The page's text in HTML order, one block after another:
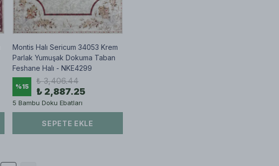
Montis Halı Sericum 34053 Krem
Parlak Yumuşak Dokuma Taban
Feshane Halı - NKE4299
%15
₺ 3,406.44
₺ 2,887.25
5 Bambu Doku Ebatları
SEPETE EKLE